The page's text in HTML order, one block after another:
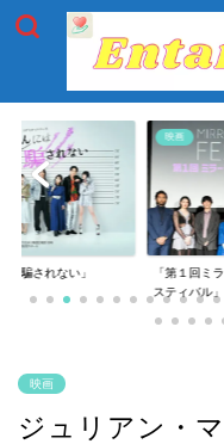
は騙されない」
映画
「第１回ミ
スティバル」
映画
ジュリアン・